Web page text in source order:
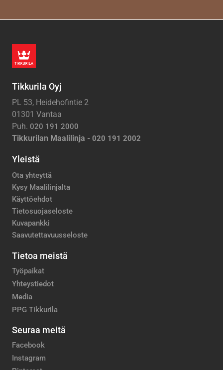
Tikkurila Oyj
PL 53, Heidehofintie 2
01301 Vantaa
Puh. 020 191 2000
Tikkurilan Maalilinja - 020 191 2002
Yleistä
Ota yhteyttä
Kysy Maalilinjalta
Käyttöehdot
Tietosuojaseloste
Kuvapankki
Saavutettavuusseloste
Tietoa meistä
Työpaikat
Yhteystiedot
Media
PPG Tikkurila
Seuraa meitä
Facebook
Instagram